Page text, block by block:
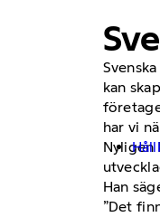
kan
har vi
Nyligen
Han
”Det